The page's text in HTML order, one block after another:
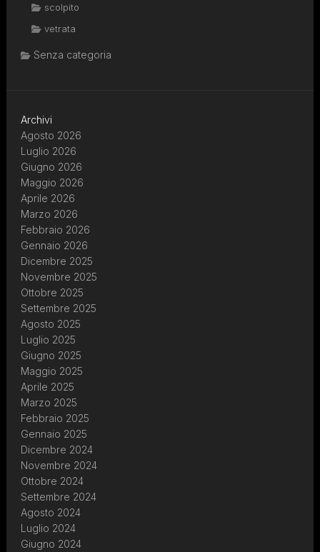
scolpito
vetrata
Senza categoria
Archivi
Agosto 2026
Luglio 2026
Giugno 2026
Maggio 2026
Aprile 2026
Marzo 2026
Febbraio 2026
Gennaio 2026
Dicembre 2025
Novembre 2025
Ottobre 2025
Settembre 2025
Agosto 2025
Luglio 2025
Giugno 2025
Maggio 2025
Aprile 2025
Marzo 2025
Febbraio 2025
Gennaio 2025
Dicembre 2024
Novembre 2024
Ottobre 2024
Settembre 2024
Agosto 2024
Luglio 2024
Giugno 2024